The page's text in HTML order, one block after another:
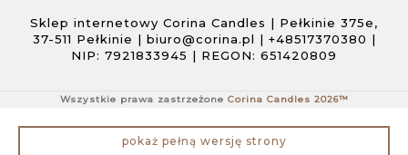
Sklep internetowy Corina Candles | Pełkinie 375e,
37-511 Pełkinie | biuro@corina.pl | +48517370380 |
NIP: 7921833945 | REGON: 651420809
Wszystkie prawa zastrzeżone Corina Candles 2026™
pokaż pełną wersję strony